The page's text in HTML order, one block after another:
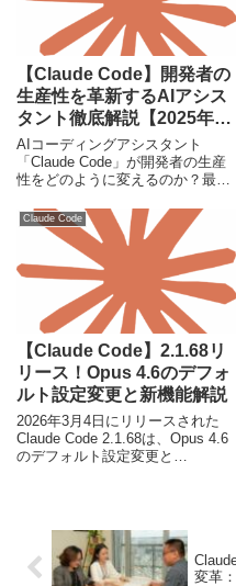
【Claude Code】開発者の
生産性を革新するAIアシス
タント徹底解説【2025年最
新】
AIコーディングアシスタント
「Claude Code」が開発者の生産
性をどのように変えるのか？最新
初心者にもわかりやすく解説しま
す。2025年の開発現場をリードす
るその実力に迫ります。
Claude Code
【Claude Code】2.1.68リ
リース！Opus 4.6のデフォ
ルト設定変更と新機能解説
2026年3月4日にリリースされた
Claude Code 2.1.68は、Opus 4.6
のデフォルト設定変更と
変革